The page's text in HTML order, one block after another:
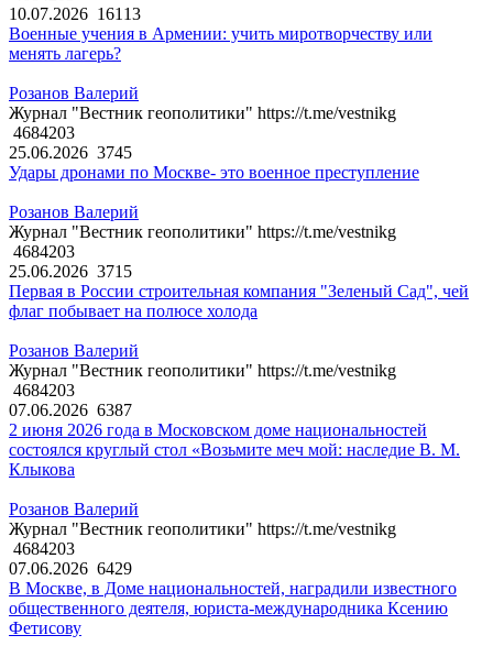
10.07.2026 16113
Военные учения в Армении: учить миротворчеству или
менять лагерь?
Розанов Валерий
Журнал "Вестник геополитики" https://t.me/vestnikg
4684203
25.06.2026 3745
Удары дронами по Москве- это военное преступление
Розанов Валерий
Журнал "Вестник геополитики" https://t.me/vestnikg
4684203
25.06.2026 3715
Первая в России строительная компания "Зеленый Сад", чей
флаг побывает на полюсе холода
Розанов Валерий
Журнал "Вестник геополитики" https://t.me/vestnikg
4684203
07.06.2026 6387
2 июня 2026 года в Московском доме национальностей
состоялся круглый стол «Возьмите меч мой: наследие В. М.
Клыкова
Розанов Валерий
Журнал "Вестник геополитики" https://t.me/vestnikg
4684203
07.06.2026 6429
В Москве, в Доме национальностей, наградили известного
общественного деятеля, юриста-международника Ксению
Фетисову